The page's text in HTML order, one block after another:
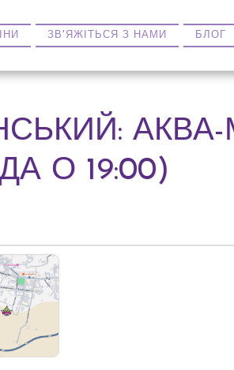
ЗВ'ЯЖІТЬСЯ З НАМИ БЛОГ
АКВА-
О 19:00)